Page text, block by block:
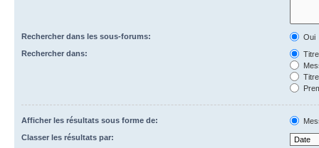
Rechercher dans les sous-forums:
Oui
Rechercher dans:
Afficher les résultats sous forme de:
Classer les résultats par: